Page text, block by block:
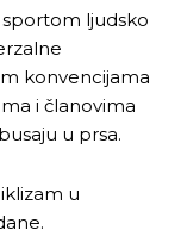
ljudsko
konvencijama
i članovima
u prsa.
u